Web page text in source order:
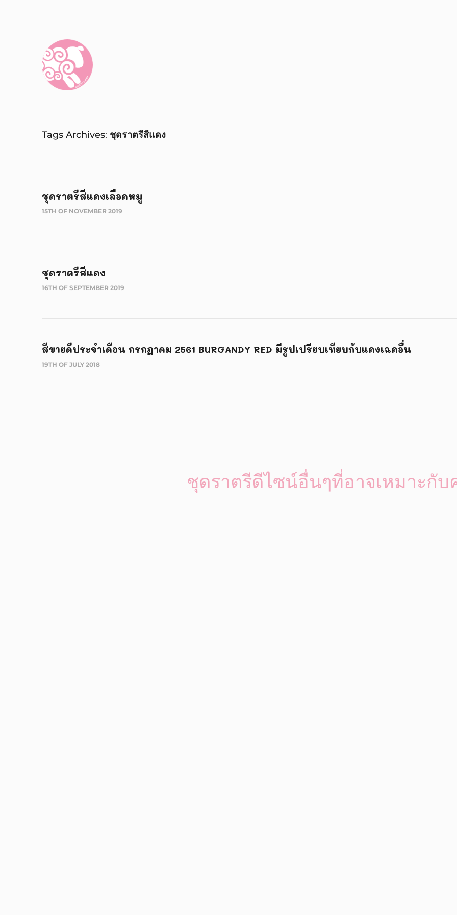
Tags Archives ชุดราตรีสีแดง
ชุดราตรีสีแดงเลือดหมู
15TH OF NOVEMBER 2019
ชุดราตรีสีแดง
16TH OF SEPTEMBER 2019
สีขายดีประจำเดือน กรกฎาคม 2561 BURGANDY RED มีรูปเปรียบเทียบกับแดงเฉดอื่น
19TH OF JULY 2018
ชุดราตรีดีไซน์อื่นๆที่อาจเหมาะกั